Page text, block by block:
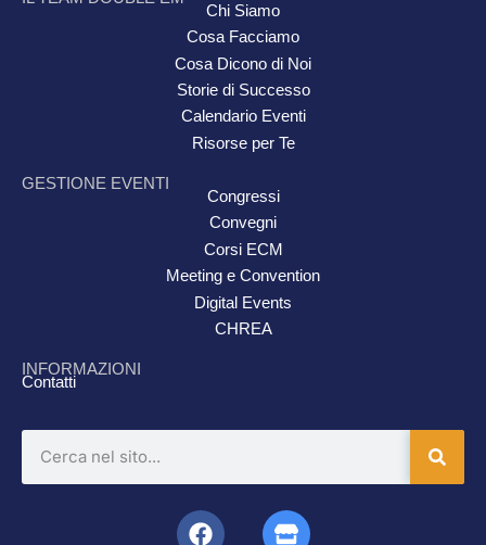
Chi Siamo
Cosa Facciamo
Cosa Dicono di Noi
Storie di Successo
Calendario Eventi
Risorse per Te
GESTIONE EVENTI
Congressi
Convegni
Corsi ECM
Meeting e Convention
Digital Events
CHREA
INFORMAZIONI
Contatti